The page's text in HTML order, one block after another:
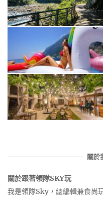
關於
關於跟著領隊SKY玩
我是領隊Sky，總編輯兼食尚